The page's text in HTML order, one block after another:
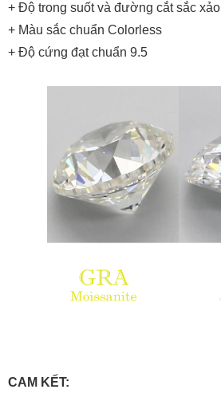
+ Độ trong suốt và đường cắt sắc xảo
+ Màu sắc chuẩn Colorless
+ Độ cứng đạt chuẩn 9.5
CAM KẾT: